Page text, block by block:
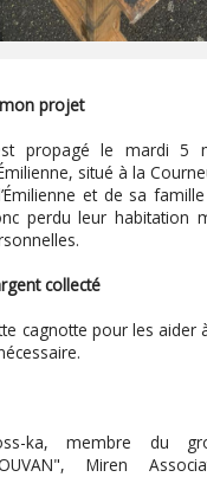
projet
propagé le mardi 5
situé à la
et de sa
perdu leur habitation
collecté
cagnotte pour les aider
ka, membre du
Miren